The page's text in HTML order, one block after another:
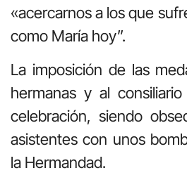
«acercarnos a los que
como María hoy”.
La imposición de las
hermanas y al
celebración, siendo
asistentes con unos
la Hermandad.